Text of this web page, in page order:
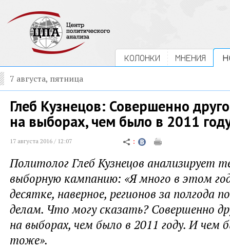
КОЛОНКИ МНЕНИЯ
7 августа, пятница
Глеб Кузнецов: Совершенно
на выборах, чем было в 2011
17 августа 2016 / 12:07
Политолог Глеб Кузнецов анализирует
выборную кампанию: «Я много в этом
десятке, наверное, регионов за полгода
делам. Что могу сказать? Совершенно
на выборах, чем было в 2011 году. И чем
тоже».